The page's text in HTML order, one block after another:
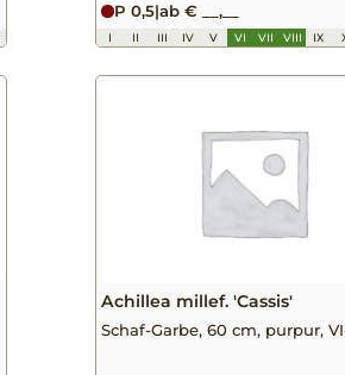
P 0,5|ab € __,__
I II III IV V VI VII VIII IX
Achillea millef. 'Cassis'
Schaf-Garbe, 60 cm, purpur,